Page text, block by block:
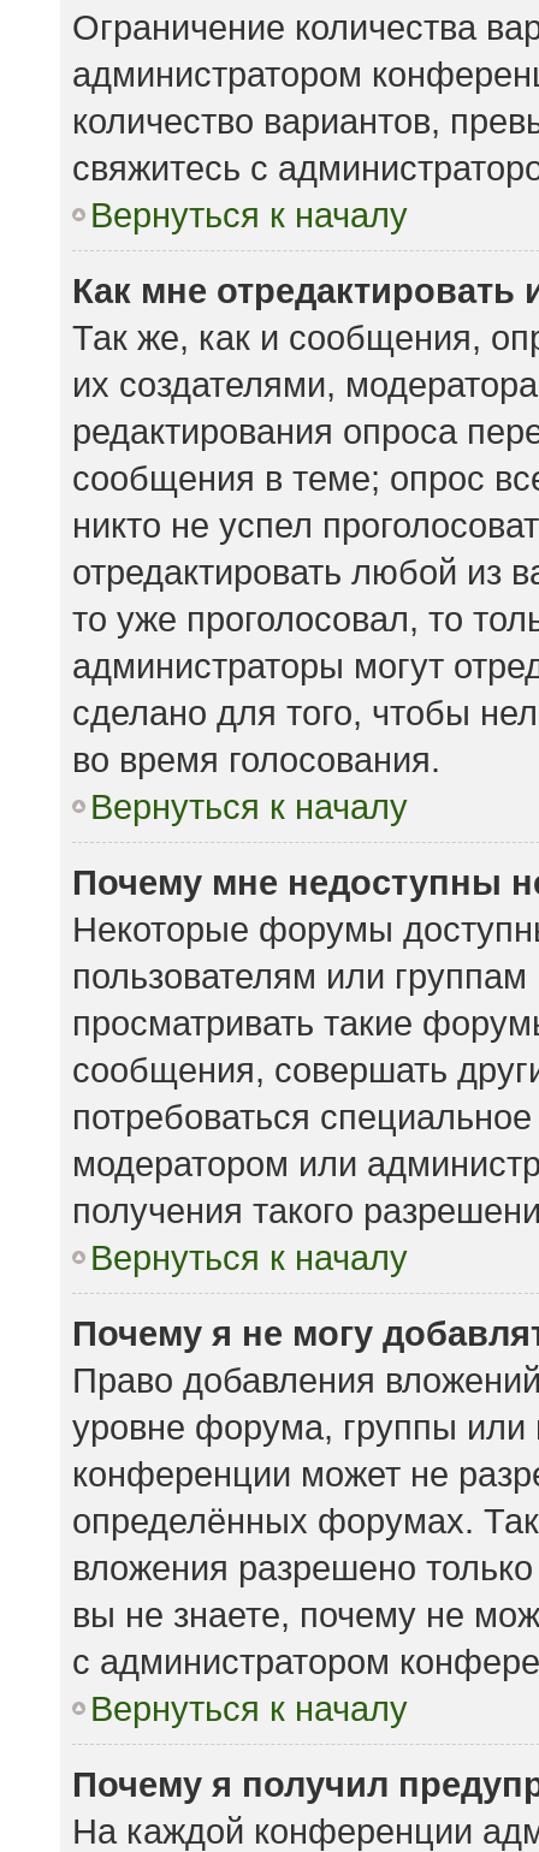
Ограничение количества
администратором
количество вариантов,
свяжитесь с
Вернуться к началу
Как мне отредактировать
Так же, как и сообщения,
их создателями,
редактирования опроса
сообщения в теме; опрос
никто не успел
отредактировать любой из
то уже проголосовал, то
администраторы могут
сделано для того, чтобы
во время голосования.
Вернуться к началу
Почему мне недоступны
Некоторые форумы
пользователям или
просматривать такие
сообщения, совершать
потребоваться
модератором или
получения такого
Вернуться к началу
Почему я не могу
Право добавления
уровне форума, группы или
конференции может не
определённых форумах.
вложения разрешено
вы не знаете, почему не
с администратором
Вернуться к началу
Почему я получил
На каждой конференции